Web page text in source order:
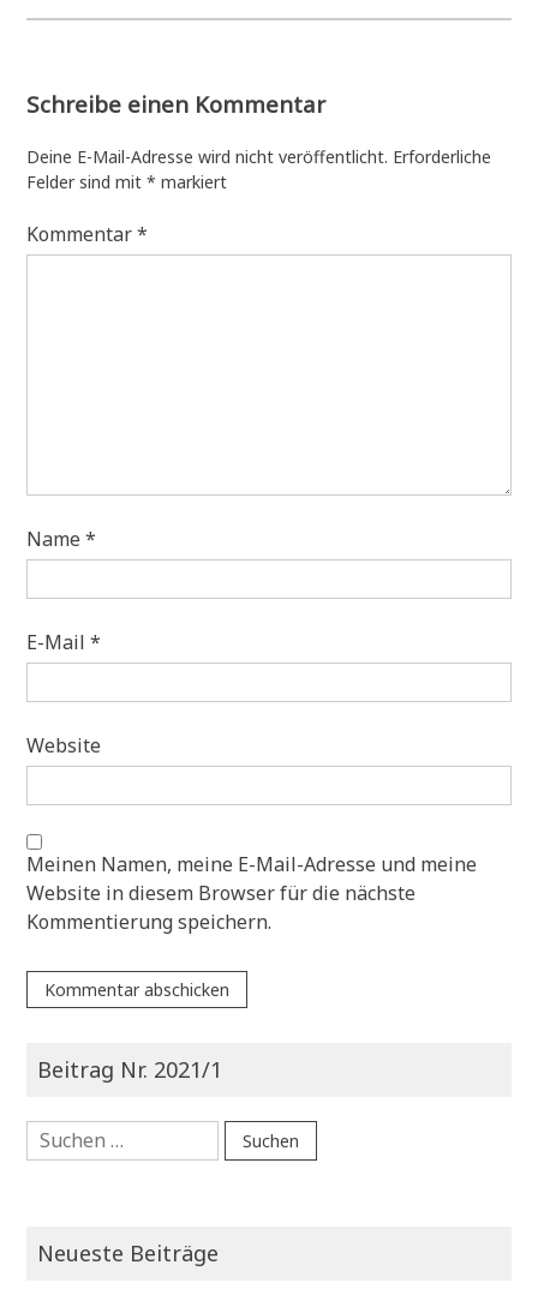
Schreibe einen Kommentar
Deine E-Mail-Adresse wird nicht veröffentlicht. Erforderliche
Felder sind mit* markiert
Kommentar*
Name*
E-Mail*
Website
Meinen Namen, meine E-Mail-Adresse und meine
Website in diesem Browser für die nächste
Kommentierung speichern.
Beitrag Nr. 2021/1
Suche
nach:
Neueste Beiträge